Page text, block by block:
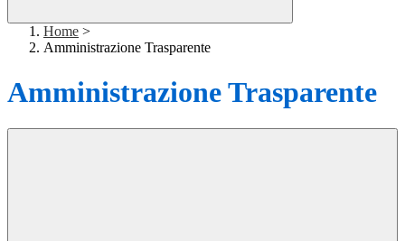
Home >
Amministrazione Trasparente
Amministrazione Trasparente